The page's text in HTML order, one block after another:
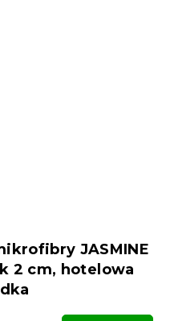
JASMINE
2 cm, hotelowa